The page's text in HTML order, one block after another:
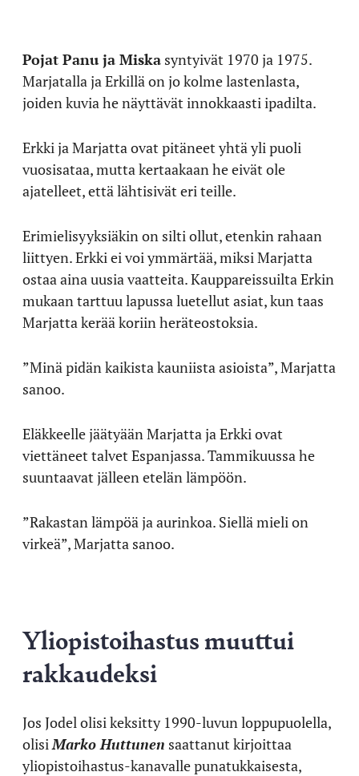
Pojat Panu ja Miska syntyivät 1970 ja 1975.
Marjatalla ja Erkillä on jo kolme lastenlasta,
joiden kuvia he näyttävät innokkaasti ipadilta.
Erkki ja Marjatta ovat pitäneet yhtä yli puoli
vuosisataa, mutta kertaakaan he eivät ole
ajatelleet, että lähtisivät eri teille.
Erimielisyyksiäkin on silti ollut, etenkin rahaan
liittyen. Erkki ei voi ymmärtää, miksi Marjatta
ostaa aina uusia vaatteita. Kauppareissuilta Erkin
mukaan tarttuu lapussa luetellut asiat, kun taas
Marjatta kerää koriin heräteostoksia.
”Minä pidän kaikista kauniista asioista”, Marjatta
sanoo.
Eläkkeelle jäätyään Marjatta ja Erkki ovat
viettäneet talvet Espanjassa. Tammikuussa he
suuntaavat jälleen etelän lämpöön.
”Rakastan lämpöä ja aurinkoa. Siellä mieli on
virkeä”, Marjatta sanoo.
Yliopistoihastus muuttui
rakkaudeksi
Jos Jodel olisi keksitty 1990-luvun loppupuolella,
olisi Marko Huttunen saattanut kirjoittaa
yliopistoihastus-kanavalle punatukkaisesta,